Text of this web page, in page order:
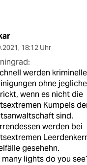
, 18:12 Uhr
werden kriminelle
ohne
wenn es nicht die
Kumpels
sind.
werden bei
gesehehn.
many lights do you